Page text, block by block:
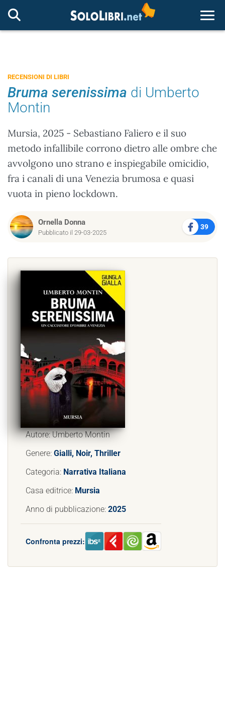
RECENSIONI DI LIBRI
Bruma serenissima di Umberto
Montin
Mursia, 2025 - Sebastiano Faliero e il suo
metodo infallibile corrono dietro alle ombre che
avvolgono uno strano e inspiegabile omicidio,
fra i canali di una Venezia brumosa e quasi
vuota in pieno lockdown.
Ornella Donna
Pubblicato il 29-03-2025
39
Autore: Umberto Montin
Genere: Gialli, Noir, Thriller
Categoria: Narrativa Italiana
Casa editrice: Mursia
Anno di pubblicazione: 2025
Confronta prezzi: